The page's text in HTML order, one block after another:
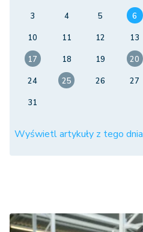
3
4 5 6
10
11 12 13
17
18 19 20
24
25 26 27
31
Wyświetl artykuły z tego dnia